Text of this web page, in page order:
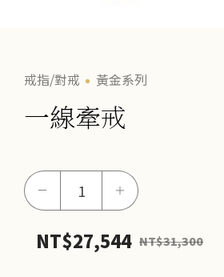
戒指/對戒 黃金系列
一線牽戒
－
戒
＋
NT$27,544 NT$31,300